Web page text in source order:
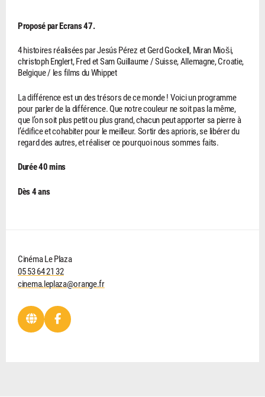
Proposé par Ecrans 47.
4 histoires réalisées par Jesús Pérez et Gerd Gockell, Miran Mioši,
christoph Englert, Fred et Sam Guillaume / Suisse, Allemagne, Croatie,
Belgique / les films du Whippet
La différence est un des trésors de ce monde ! Voici un programme
pour parler de la différence. Que notre couleur ne soit pas la même,
que l’on soit plus petit ou plus grand, chacun peut apporter sa pierre à
l’édifice et cohabiter pour le meilleur. Sortir des aprioris, se libérer du
regard des autres, et réaliser ce pourquoi nous sommes faits.
Durée 40 mins
Dès 4 ans
Cinéma Le Plaza
05 53 64 21 32
cinema.leplaza@orange.fr